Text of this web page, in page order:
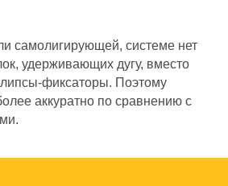
самолигирующей, системе нет
удерживающих дугу, вместо
фиксаторы. Поэтому
аккуратно по сравнению с